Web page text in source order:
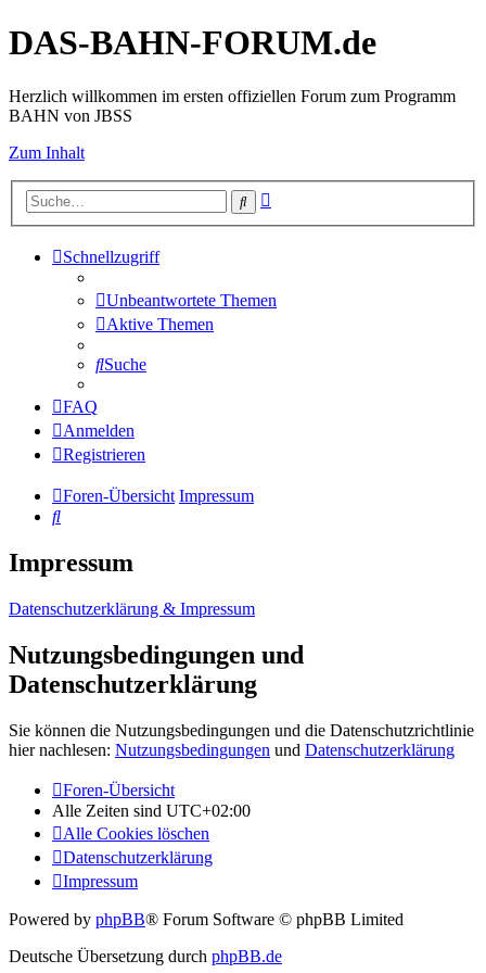
DAS-BAHN-FORUM.de
Herzlich willkommen im ersten offiziellen Forum zum Programm
BAHN von JBSS
Zum Inhalt
Suche
Schnellzugriff
Unbeantwortete Themen
Aktive Themen
Suche
FAQ
Anmelden
Registrieren
Foren-Übersicht Impressum
Suche
Impressum
Datenschutzerklärung & Impressum
Nutzungsbedingungen und
Datenschutzerklärung
Sie können die Nutzungsbedingungen und die Datenschutzrichtlinie
hier nachlesen: Nutzungsbedingungen und Datenschutzerklärung
Foren-Übersicht
Alle Zeiten sind UTC+02:00
Alle Cookies löschen
Datenschutzerklärung
Impressum
Powered by phpBB® Forum Software © phpBB Limited
Deutsche Übersetzung durch phpBB.de